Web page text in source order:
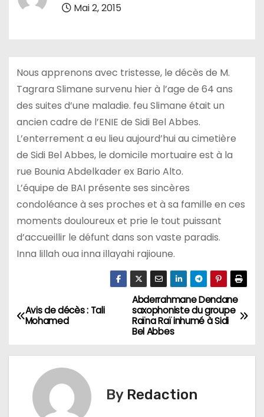
Mai 2, 2015
Nous apprenons avec tristesse, le décès de M.
Tagrara Slimane survenu hier à l’age de 64 ans
des suites d’une maladie. feu Slimane était un
ancien cadre de l’ENIE de Sidi Bel Abbes.
L’enterrement a eu lieu aujourd’hui au cimetière
de Sidi Bel Abbes, le domicile mortuaire est à la
rue Bounia Abdelkader ex Bario Alto.
L’équipe de BAI présente ses sincères
condoléance à ses proches et à sa famille en ces
moments douloureux et prie le tout puissant
d’accueillir le défunt dans son vaste paradis.
Inna lillah oua inna illayahi rajioune.
N
a
v
Abderrahmane Dendane
saxophoniste du groupe
Raïna Raï inhumé à Sidi
Bel Abbes
Avis de décès : Tali
Mohamed
By Redaction